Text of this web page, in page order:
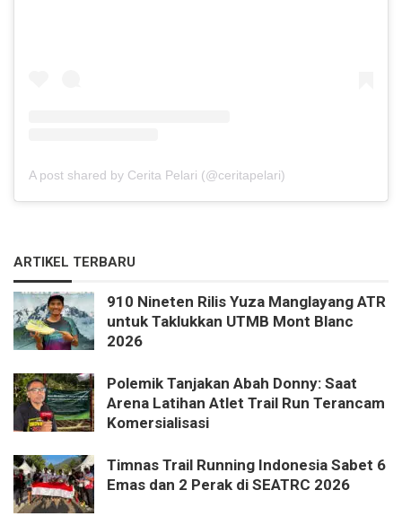
A post shared by Cerita Pelari (@ceritapelari)
ARTIKEL TERBARU
910 Nineten Rilis Yuza Manglayang ATR
untuk Taklukkan UTMB Mont Blanc
2026
Polemik Tanjakan Abah Donny: Saat
Arena Latihan Atlet Trail Run Terancam
Komersialisasi
Timnas Trail Running Indonesia Sabet 6
Emas dan 2 Perak di SEATRC 2026